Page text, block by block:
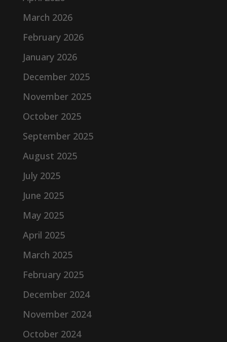
March 2026
February 2026
January 2026
December 2025
November 2025
October 2025
September 2025
August 2025
July 2025
June 2025
May 2025
April 2025
March 2025
February 2025
December 2024
November 2024
October 2024